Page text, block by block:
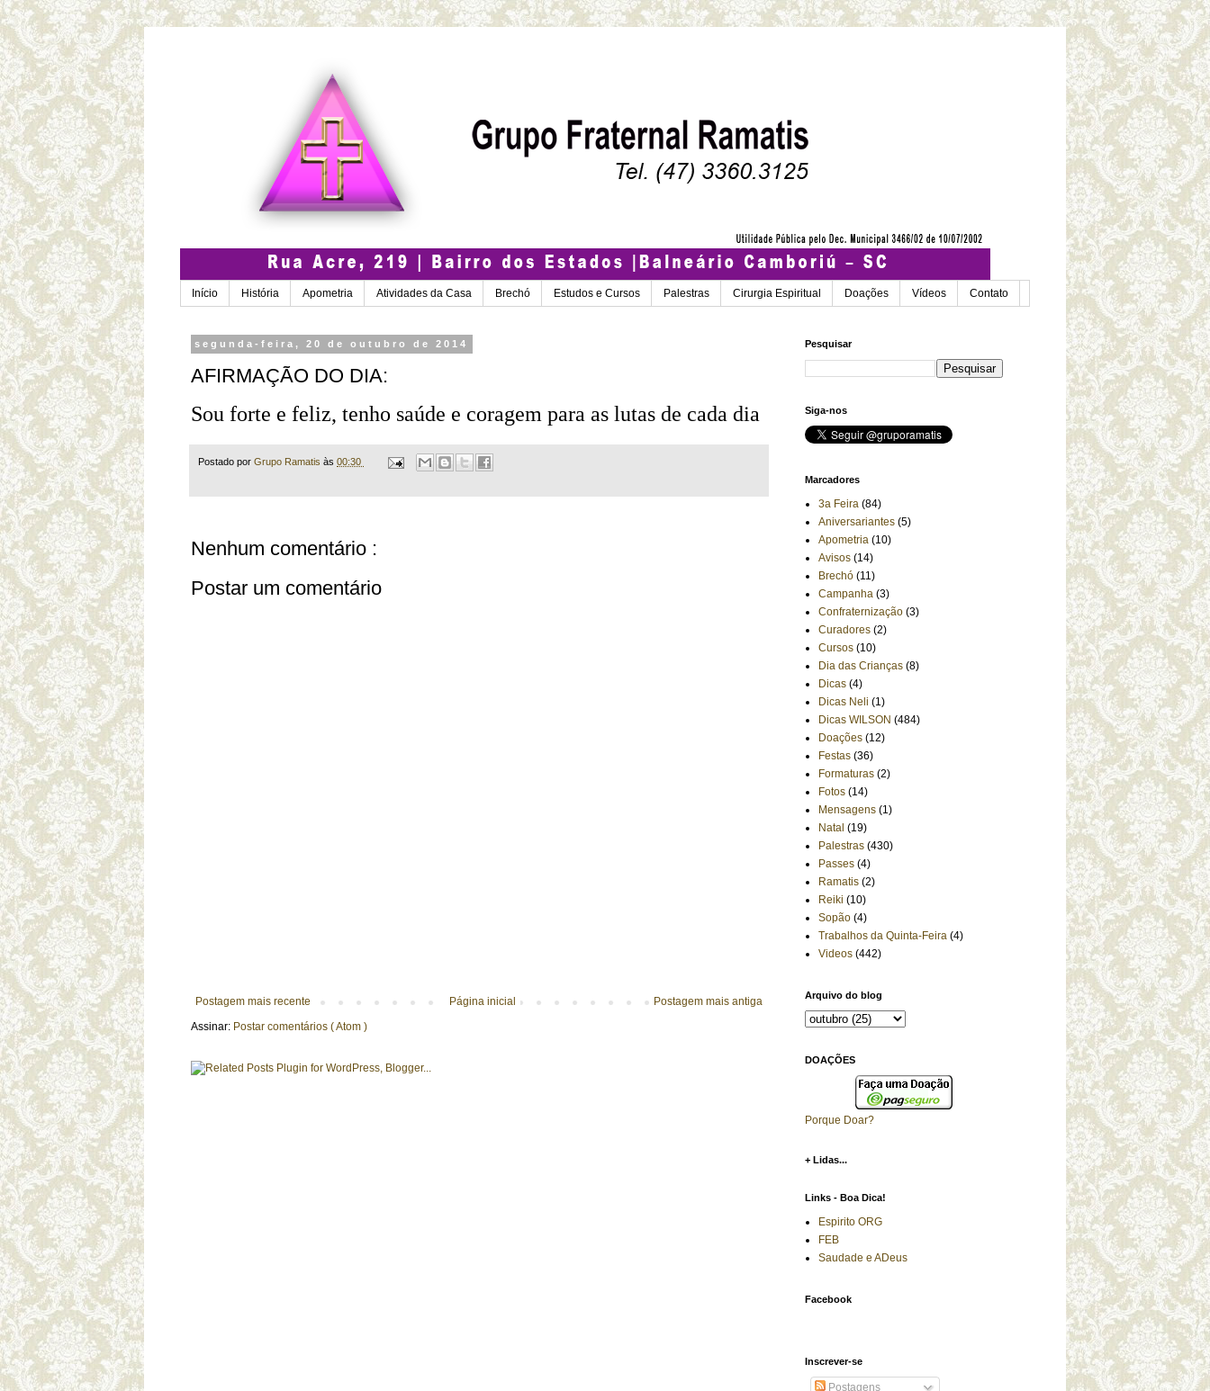
Início História Apometria Atividades da Casa Brechó Estudos e Cursos Palestras Cirurgia Espiritual Doações Vídeos Contato
segunda-feira, 20 de outubro de 2014
AFIRMAÇÃO DO DIA:
Sou forte e feliz, tenho saúde e coragem para as lutas de cada dia
Postado por Grupo Ramatis às 00:30
Nenhum comentário :
Postar um comentário
Postagem mais recente Postagem mais antiga
Página inicial
Assinar: Postar comentários ( Atom )
Pesquisar
Siga-nos
Marcadores
3a Feira (84)
Aniversariantes (5)
Apometria (10)
Avisos (14)
Brechó (11)
Campanha (3)
Confraternização (3)
Curadores (2)
Cursos (10)
Dia das Crianças (8)
Dicas (4)
Dicas Neli (1)
Dicas WILSON (484)
Doações (12)
Festas (36)
Formaturas (2)
Fotos (14)
Mensagens (1)
Natal (19)
Palestras (430)
Passes (4)
Ramatis (2)
Reiki (10)
Sopão (4)
Trabalhos da Quinta-Feira (4)
Videos (442)
Arquivo do blog
DOAÇÕES
Porque Doar?
+ Lidas...
Links - Boa Dica!
Espirito ORG
FEB
Saudade e ADeus
Facebook
Inscrever-se
Postagens